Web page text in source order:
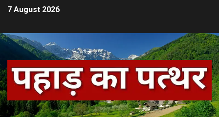
7 August 2026